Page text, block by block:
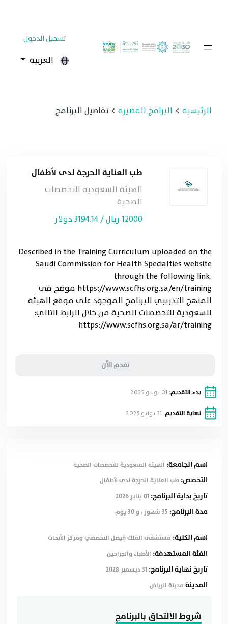
تسجيل الدخول
العربية
الرئيسية البرامج القصيرة تفاصيل البرنامج
طب العناية الحرجة لدى لأطفال
الهيئة السعودية للتخصصات
الصحية
12000 ريال / 3194.14 دولار
Described in the Training Curriculum uploaded on the
Saudi Commission for Health Specialties website
through the following link:
https://www.scfhs.org.sa/en/training موضح في
المنهج التدريبي للبرنامج الموجود على موقع الهيئة
للسعودية للتخصصات الصحية من خلال الرابط التالي:
https://www.scfhs.org.sa/ar/training
تقدم الأن
بدء التقديم: 01 يوليو 2025
نهاية التقديم: 31 يوليو 2025
اسم الجامعة: الهيئة السعودية للتخصصات الصحية
التخصص: طب العناية الحرجة لدى لأطفال
تاريخ بداية البرنامج: 01 يناير 2026
مدة البرنامج: 35 شهور ، و 30 يوم
اسم الكلية: مستشفى الملك فيصل التخصصي ومركز الأبحاث
الفئة المستهدفة: الأطباء والجراحين
تاريخ نهاية البرنامج: 31 ديسمبر 2028
المدينة مدينة الرياض
شروط الالتحاق بالبرنامج